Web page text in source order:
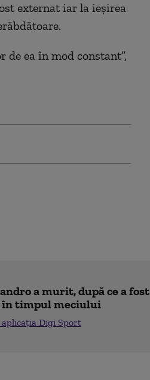
externat iar la ieșirea
ea în mod constant”,
a murit, după ce a fost
în timpul meciului
aplicația Digi Sport